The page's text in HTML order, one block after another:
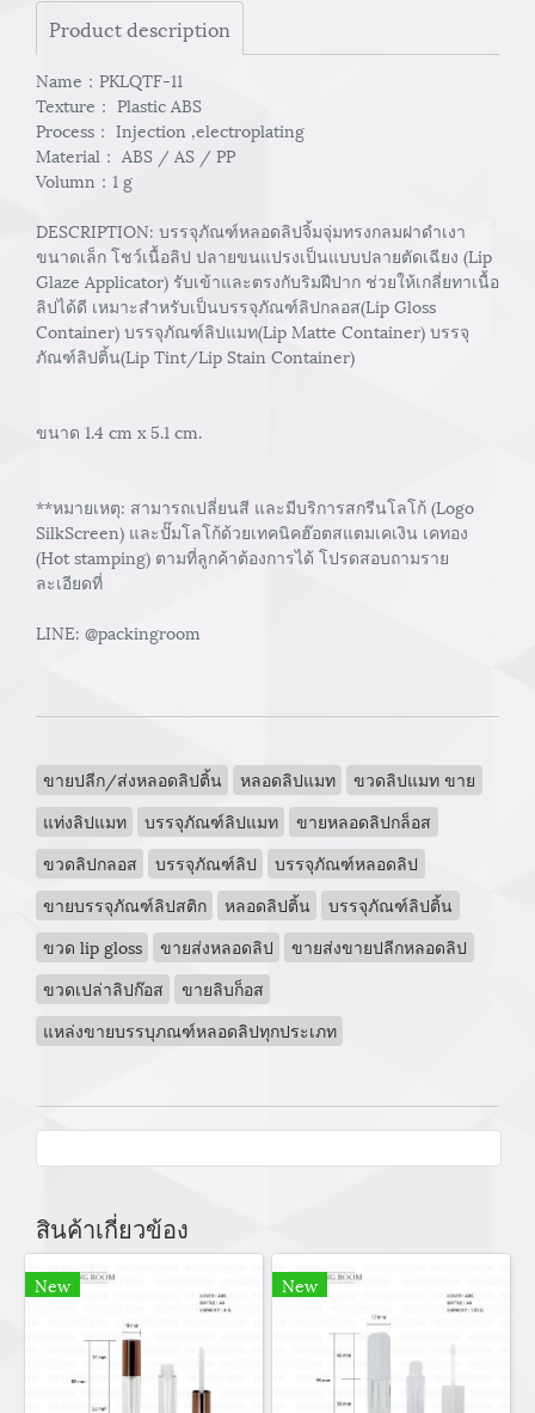
Product description
Name：PKLQTF-11
Texture： Plastic ABS
Process： Injection ,electroplating
Material： ABS / AS / PP
Volumn：1 g
DESCRIPTION: บรรจุภัณฑ์หลอดลิปจิ้มจุ่มทรงกลมฝาดำเงา
ขนาดเล็ก โชว์เนื้อลิป ปลายขนแปรงเป็นแบบปลายตัดเฉียง (Lip
Glaze Applicator) รับเข้าและตรงกับริมฝีปาก ช่วยให้เกลี่ยทาเนื้อ
ลิปได้ดี เหมาะสำหรับเป็นบรรจุภัณฑ์ลิปกลอส(Lip Gloss
Container) บรรจุภัณฑ์ลิปแมท(Lip Matte Container) บรรจุ
ภัณฑ์ลิปติ้น(Lip Tint/Lip Stain Container)
ขนาด 1.4 cm x 5.1 cm.
**หมายเหตุ: สามารถเปลี่ยนสี และมีบริการสกรีนโลโก้ (Logo
SilkScreen) และปั๊มโลโก้ด้วยเทคนิคฮ๊อตสแตมเคเงิน เคทอง
(Hot stamping) ตามที่ลูกค้าต้องการได้ โปรดสอบถามราย
ละเอียดที่
LINE: @packingroom
ขายปลีก/ส่งหลอดลิปติ้น หลอดลิปแมท
ขวดลิปแมท ขาย
แท่งลิปแมท
บรรจุภัณฑ์ลิปแมท
ขายหลอดลิปกล็อส
ขวดลิปกลอส
บรรจุภัณฑ์ลิป
บรรจุภัณฑ์หลอดลิป
ขายบรรจุภัณฑ์ลิปสติก
หลอดลิปติ้น
บรรจุภัณฑ์ลิปติ้น
ขวด lip gloss
ขายส่งหลอดลิป
ขายส่งขายปลีกหลอดลิป
ขวดเปล่าลิปก๊อส
ขายลิบก็อส
แหล่งขายบรรบุภณฑ์หลอดลิปทุกประเภท
สินค้าเกี่ยวข้อง
New New